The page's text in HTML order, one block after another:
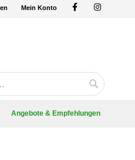
Mein Konto
Angebote & Empfehlungen